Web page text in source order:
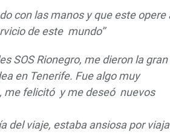
con las manos y que este opere
de este mundo’’
SOS Rionegro, me dieron la gran
en Tenerife. Fue algo muy
me felicitó y me deseó nuevos
del viaje, estaba ansiosa por